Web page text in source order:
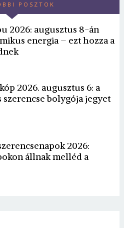
POSZTOK
2026: augusztus 8-án
energia – ezt hozza a
2026. augusztus 6: a
szerencse bolygója jegyet
2026:
állnak melléd a